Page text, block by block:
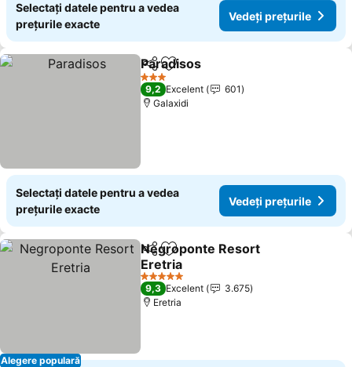
Selectați datele pentru a vedea
prețurile exacte
Vedeți prețurile
DistribuițiAdăugaţi la favorite
Paradisos
3 Stele
9,2 Excelent
601
Galaxidi
Selectați datele pentru a vedea
prețurile exacte
Vedeți prețurile
Alegere populară
DistribuițiAdăugaţi la favorite
Negroponte Resort
Eretria
Vedeți prețurile
5 Stele
9,3 Excelent
3.675
Eretria